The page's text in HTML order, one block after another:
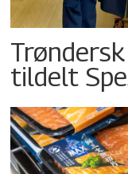
tildelt